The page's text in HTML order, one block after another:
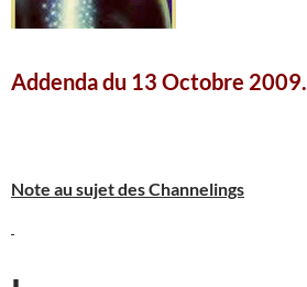
Addenda du 13 Octobre 2009.
Note au sujet des Channelings